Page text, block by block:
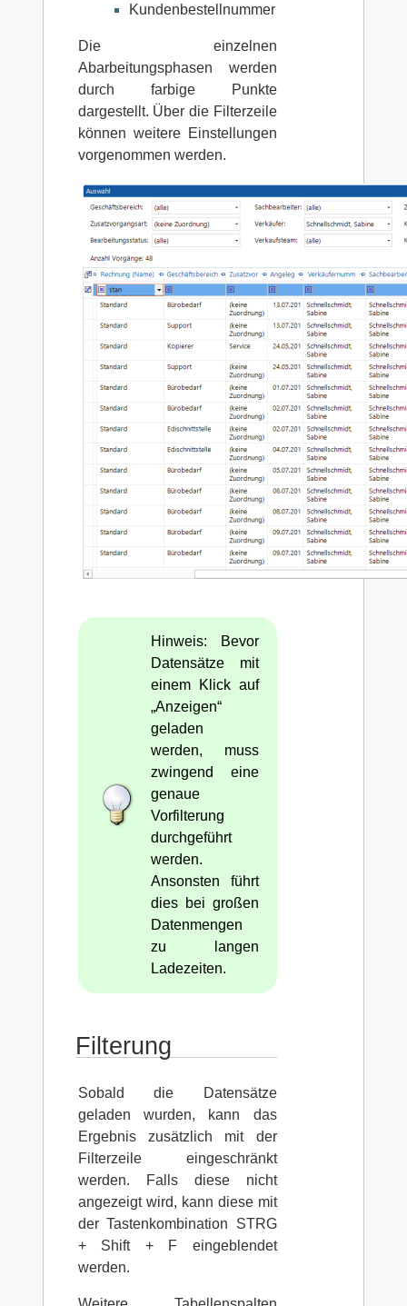
Kundenbestellnummer
Die einzelnen
Abarbeitungsphasen werden
durch farbige Punkte
dargestellt. Über die Filterzeile
können weitere Einstellungen
vorgenommen werden.
Hinweis: Bevor
Datensätze mit
einem Klick auf
„Anzeigen“
geladen
werden, muss
zwingend eine
genaue
Vorfilterung
durchgeführt
werden.
Ansonsten führt
dies bei großen
Datenmengen
zu langen
Ladezeiten.
Filterung
Sobald die Datensätze
geladen wurden, kann das
Ergebnis zusätzlich mit der
Filterzeile eingeschränkt
werden. Falls diese nicht
angezeigt wird, kann diese mit
der Tastenkombination STRG
+ Shift + F eingeblendet
werden.